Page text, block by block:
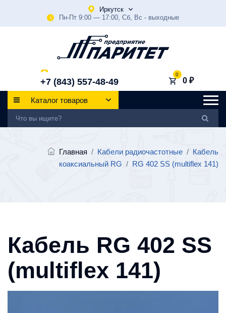
Иркутск
Пн-Пт 9:00 — 17:00, Сб, Вс - выходные
+7 (843) 557-48-49
0
0 ₽
Каталог товаров
Главная / Кабели радиочастотные / Кабель
коаксиальный RG / RG 402 SS (multiflex 141)
Кабель RG 402 SS
(multiflex 141)